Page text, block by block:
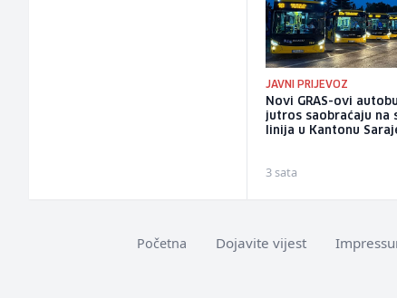
JAVNI PRIJEVOZ
Novi GRAS-ovi
jutros saobraćaju na
linija u Kantonu
3 sata
Početna Dojavite vijest